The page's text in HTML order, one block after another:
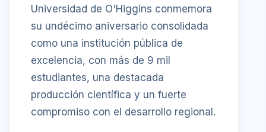
Universidad de O'Higgins conmemora
su undécimo aniversario consolidada
como una institución pública de
excelencia, con más de 9 mil
estudiantes, una destacada
producción científica y un fuerte
compromiso con el desarrollo regional.